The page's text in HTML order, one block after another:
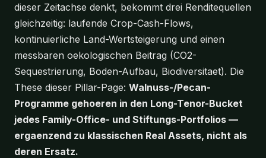
dieser Zeitachse denkt, bekommt drei Renditequellen
gleichzeitig: laufende Crop-Cash-Flows,
kontinuierliche Land-Wertsteigerung und einen
messbaren oekologischen Beitrag (CO2-
Sequestrierung, Boden-Aufbau, Biodiversitaet). Die
These dieser Pillar-Page: Walnuss-/Pecan-
Programme gehoeren in den Long-Tenor-Bucket
jedes Family-Office- und Stiftungs-Portfolios —
ergaenzend zu klassischen Real Assets, nicht als
deren Ersatz.